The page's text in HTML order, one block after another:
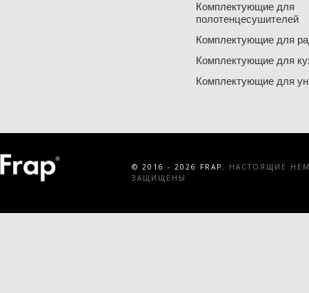
Комплектующие для
полотенцесушителей
Комплектующие для
Комплектующие для
Комплектующие для
© 2016 - 2026 FRAP.
НАСТОЯЩИЕ
ЗАЩИЩЕНЫ